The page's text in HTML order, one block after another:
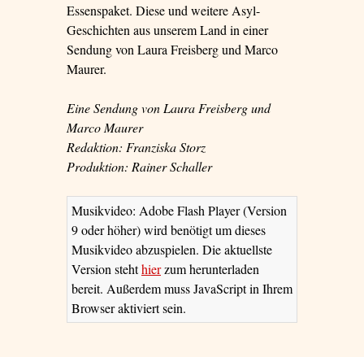
Essenspaket. Diese und weitere Asyl-
Geschichten aus unserem Land in einer
Sendung von Laura Freisberg und Marco
Maurer.
Eine Sendung von Laura Freisberg und
Marco Maurer
Redaktion: Franziska Storz
Produktion: Rainer Schaller
Musikvideo: Adobe Flash Player (Version
9 oder höher) wird benötigt um dieses
Musikvideo abzuspielen. Die aktuellste
Version stehthierzum herunterladen
bereit. Außerdem muss JavaScript in Ihrem
Browser aktiviert sein.